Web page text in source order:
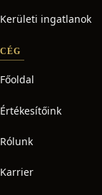
Kerületi ingatlanok
CÉG
Főoldal
Értékesítőink
Rólunk
Karrier